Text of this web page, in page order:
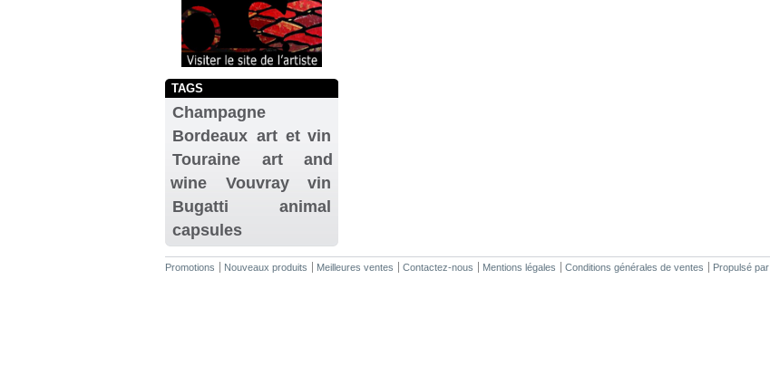
TAGS
Champagne
Bordeaux art et vin
Touraine
art and
wine
Vouvray
vin
Bugatti
animal
capsules
Promotions Nouveaux produits Meilleures ventes Contactez-nous Mentions légales Conditions générales de ventes Propulsé par